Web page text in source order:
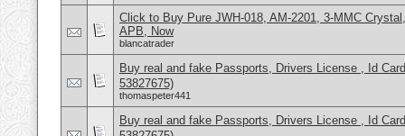
Click to Buy Pure JWH-018, AM-2201, 3-MMC
APB, Now
blancatrader
Buy real and fake Passports, Drivers License , Id
53827675)
thomaspeter441
Buy real and fake Passports, Drivers License , Id